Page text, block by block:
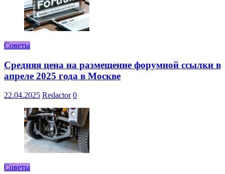
Советы
Средняя цена на размещение форумной ссылки в
апреле 2025 года в Москве
22.04.2025 Redactor 0
Советы